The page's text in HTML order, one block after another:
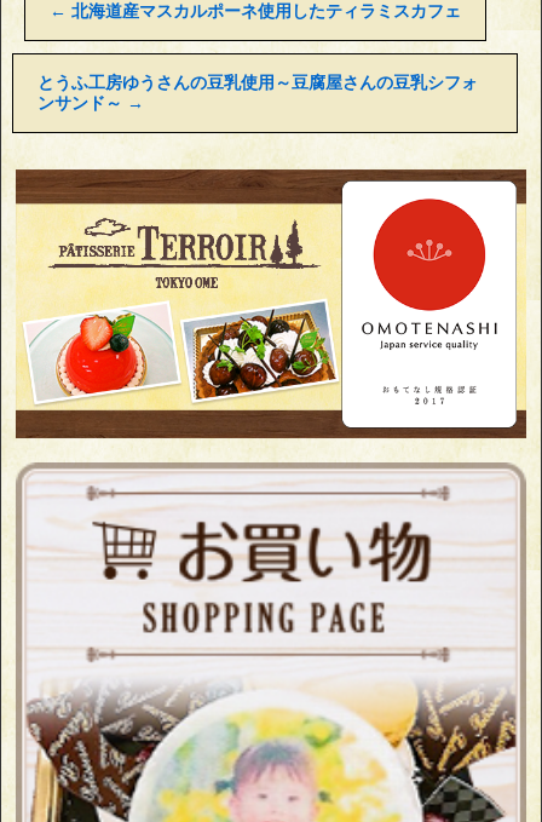
← 北海道産マスカルポーネ使用したティラミスカフェ
とうふ工房ゆうさんの豆乳使用～豆腐屋さんの豆乳シフォ
ンサンド～ →